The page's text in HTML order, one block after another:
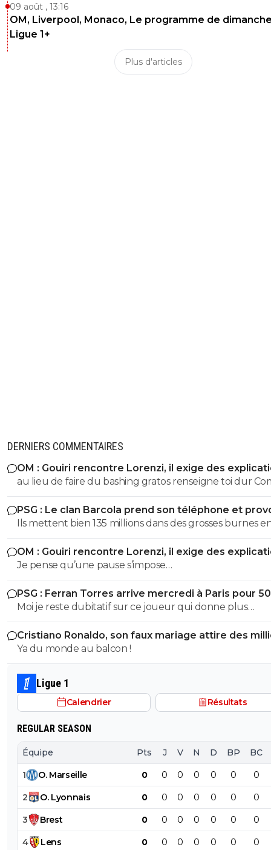
09 août , 13:16
OM, Liverpool, Monaco, Le programme de
Ligue 1+
Plus d'articles
DERNIERS COMMENTAIRES
OM : Gouiri rencontre Lorenzi, il exige des
au lieu de faire du bashing gratos renseigne toi dur
c'est le nouveau riche oralien ils vont nouer la cL etc
progresse chaque saison
PSG : Le clan Barcola prend son téléphone et
un séisme
Ils mettent bien 135 millions dans des grosses burnes
donc pourquoi le PSG devrait pas faire pareil ?
OM : Gouiri rencontre Lorenzi, il exige des
Je pense qu’une pause s’impose…
PSG : Ferran Torres arrive mercredi à Paris pour
Moi je reste dubitatif sur ce joueur qui donne plus
l’impression de chasser le contrat le plus juteux, qui n a
réussi à s imposer ni avec pep à City, ni au barca et je
trop quoi penser de sa personnalité pour le moment.
50M + bonus, et seulement si Enrique, qui le connaît
bien, arrive à lui faire améliorer sa finition de merde
avec ouss, ça peut être une bonne affaire sinon c est la
merde. Après je trouve que c est un joueur qui se
plutôt bien, bonne technique, bonne passe mais
moi je chialerais pas si on le fait pas. Mais bon, c’est pas ce
transfert qui empêchera de faire Godts.
Cristiano Ronaldo, son faux mariage attire des
de personnes
Ya du monde au balcon !
Ligue 1
Calendrier Résultats
REGULAR SEASON
Équipe Pts J V N D BP BC
1 O. Marseille 0 0 0 0 0 0 0
2 O. Lyonnais 0 0 0 0 0 0 0
3 Brest 0 0 0 0 0 0 0
4 Lens 0 0 0 0 0 0 0